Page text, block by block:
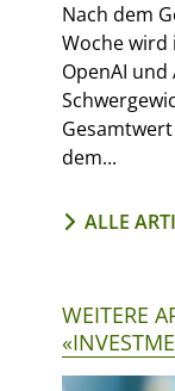
Nach dem
Woche wird
OpenAI
dem...
ALLE
WEITERE